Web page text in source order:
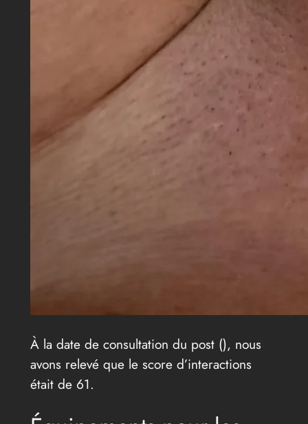
À la date de consultation du post (), nous
avons relevé que le score d’interactions
était de 61.